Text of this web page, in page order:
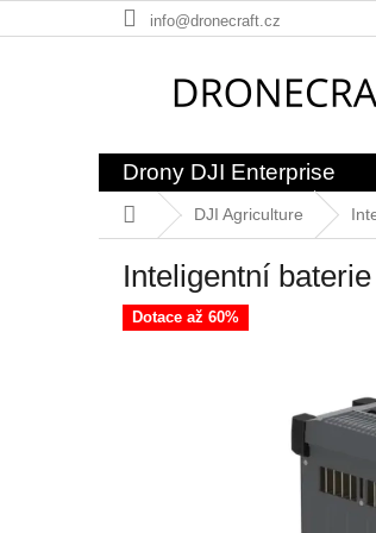
na
info@dronecraft.cz
Drony DJI Enterprise
Domů DJI Agriculture
Inteligentní
Dotace až 60%